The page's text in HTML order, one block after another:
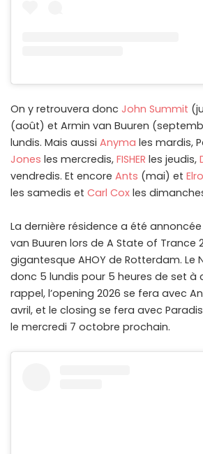
On y retrouvera donc John Summit
(août) et Armin van Buuren
lundis. Mais aussi Anyma les mardis,
Jones les mercredis, FISHER les jeudis,
vendredis. Et encore Ants (mai) et
les samedis et Carl Cox les
La dernière résidence a été annoncée
van Buuren lors de A State of Trance
gigantesque AHOY de Rotterdam. Le
donc 5 lundis pour 5 heures de set à
rappel, l’opening 2026 se fera avec
avril, et le closing se fera avec
le mercredi 7 octobre prochain.